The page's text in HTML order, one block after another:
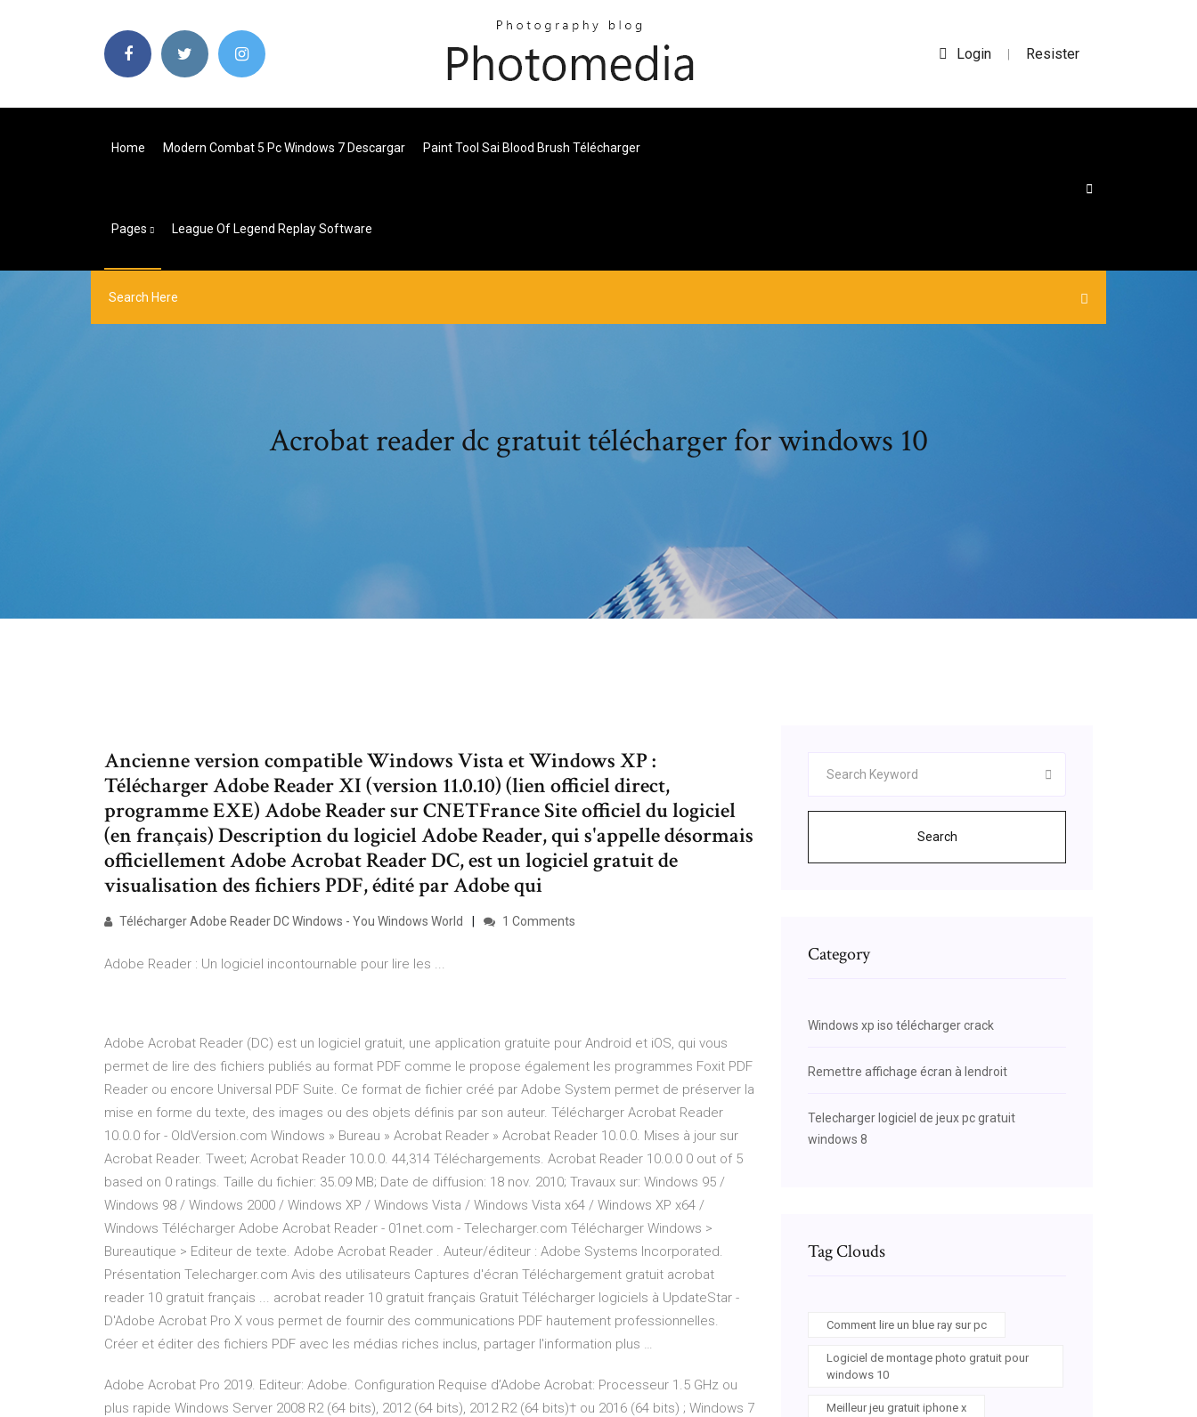
Login | Resister
Home Modern Combat 5 Pc Windows 7 Descargar Paint Tool Sai Blood Brush Télécharger
Pages League Of Legend Replay Software
Acrobat reader dc gratuit télécharger for windows 10
Ancienne version compatible Windows Vista et Windows XP :
Télécharger Adobe Reader XI (version 11.0.10) (lien officiel direct,
programme EXE) Adobe Reader sur CNETFrance Site officiel du logiciel
(en français) Description du logiciel Adobe Reader, qui s'appelle désormais
officiellement Adobe Acrobat Reader DC, est un logiciel gratuit de
visualisation des fichiers PDF, édité par Adobe qui
Télécharger Adobe Reader DC Windows - You Windows World 1 Comments
Adobe Reader : Un logiciel incontournable pour lire les ...
Adobe Acrobat Reader (DC) est un logiciel gratuit, une application gratuite pour Android et iOS, qui vous
permet de lire des fichiers publiés au format PDF comme le propose également les programmes Foxit PDF
Reader ou encore Universal PDF Suite. Ce format de fichier créé par Adobe System permet de préserver la
mise en forme du texte, des images ou des objets définis par son auteur. Télécharger Acrobat Reader
10.0.0 for - OldVersion.com Windows » Bureau » Acrobat Reader » Acrobat Reader 10.0.0. Mises à jour sur
Acrobat Reader. Tweet; Acrobat Reader 10.0.0. 44,314 Téléchargements. Acrobat Reader 10.0.0 0 out of 5
based on 0 ratings. Taille du fichier: 35.09 MB; Date de diffusion: 18 nov. 2010; Travaux sur: Windows 95 /
Windows 98 / Windows 2000 / Windows XP / Windows Vista / Windows Vista x64 / Windows XP x64 /
Windows Télécharger Adobe Acrobat Reader - 01net.com - Telecharger.com Télécharger Windows >
Bureautique > Editeur de texte. Adobe Acrobat Reader . Auteur/éditeur : Adobe Systems Incorporated.
Présentation Telecharger.com Avis des utilisateurs Captures d'écran Téléchargement gratuit acrobat
reader 10 gratuit français ... acrobat reader 10 gratuit français Gratuit Télécharger logiciels à UpdateStar -
D'Adobe Acrobat Pro X vous permet de fournir des communications PDF hautement professionnelles.
Créer et éditer des fichiers PDF avec les médias riches inclus, partager l'information plus …
Adobe Acrobat Pro 2019. Editeur: Adobe. Configuration Requise d’Adobe Acrobat: Processeur 1.5 GHz ou
plus rapide Windows Server 2008 R2 (64 bits), 2012 (64 bits), 2012 R2 (64 bits)† ou 2016 (64 bits) ; Windows 7
Search
Category
Windows xp iso télécharger crack
Remettre affichage écran à lendroit
Telecharger logiciel de jeux pc gratuit
windows 8
Tag Clouds
Comment lire un blue ray sur pc
Logiciel de montage photo gratuit pour
windows 10
Meilleur jeu gratuit iphone x